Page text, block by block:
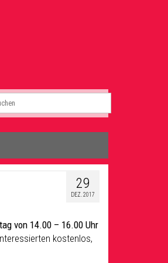
29
DEZ. 2017
von 14.00 – 16.00 Uhr
kostenlos,